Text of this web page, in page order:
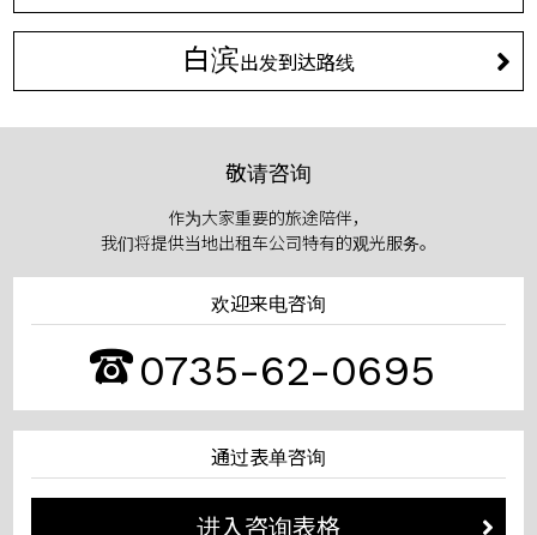
白滨出发到达路线
敬请咨询
作为大家重要的旅途陪伴，
我们将提供当地出租车公司特有的观光服务。
欢迎来电咨询
0735-62-0695
通过表单咨询
进入咨询表格